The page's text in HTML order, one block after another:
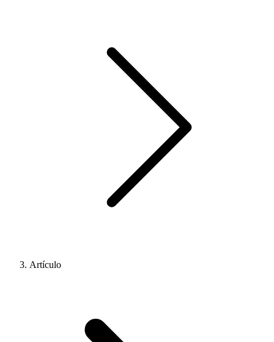
Artículo